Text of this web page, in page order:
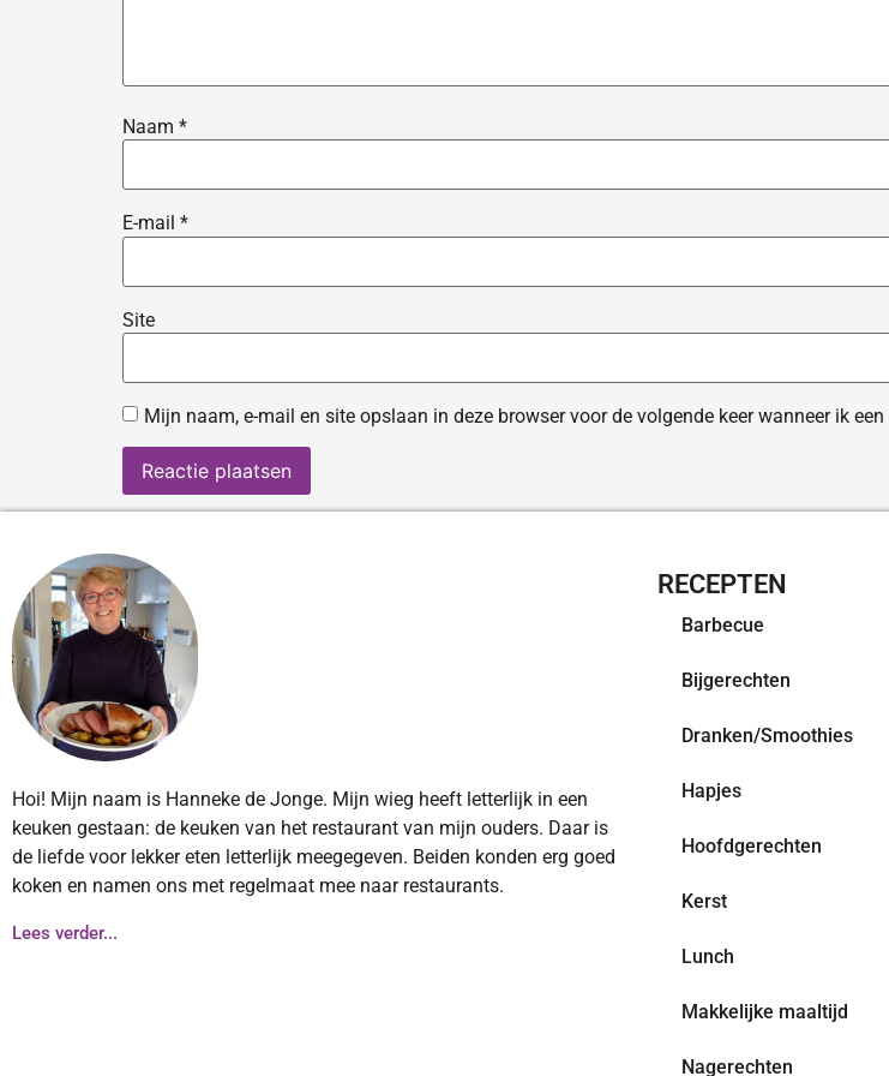
Naam *
E-mail *
Site
Mijn naam, e-mail en site opslaan in deze browser voor de volgende keer wanneer ik
Hoi! Mijn naam is Hanneke de Jonge. Mijn wieg heeft letterlijk in een
keuken gestaan: de keuken van het restaurant van mijn ouders. Daar is
de liefde voor lekker eten letterlijk meegegeven. Beiden konden erg goed
koken en namen ons met regelmaat mee naar restaurants.
Lees verder...
RECEPTEN
Barbecue
Bijgerechten
Dranken/Smoothies
Hapjes
Hoofdgerechten
Kerst
Lunch
Makkelijke maaltijd
Nagerechten